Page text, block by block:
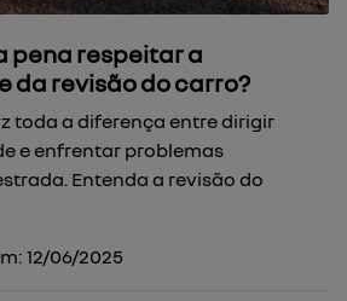
pena respeitar a
da revisão do carro?
toda a diferença entre dirigir
e enfrentar problemas
Entenda a revisão do
12/06/2025